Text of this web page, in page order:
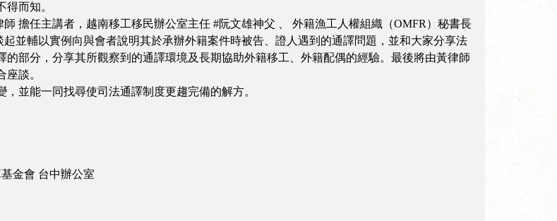
而知。
擔任主講者，越南移工移民辦公室主任 #阮文雄神父 、 外籍漁工人權組織（OMFR）秘書長
並輔以實例向與會者說明其於承辦外籍案件時被告、證人遇到的通譯問題，並和大家分享法
部分，分享其所觀察到的通譯環境及長期協助外籍移工、外籍配偶的經驗。最後將由黃律師
談。
並能一同找尋使司法通譯制度更趨完備的解方。
基金會 台中辦公室